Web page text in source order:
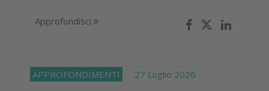
Approfondisci
APPROFONDIMENTI 27 Luglio 2026